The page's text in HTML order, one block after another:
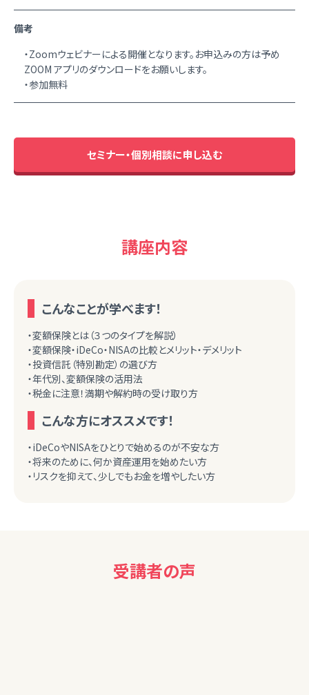
備考
・Zoomウェビナーによる開催となります。お申込みの方は予め
ZOOM アプリのダウンロードをお願いします。
・参加無料
セミナー・個別相談に申し込む
講座内容
こんなことが学べます！
・変額保険とは（３つのタイプを解説）
・変額保険・iDeCo・NISAの比較とメリット・デメリット
・投資信託（特別勘定）の選び方
・年代別、変額保険の活用法
・税金に注意！満期や解約時の受け取り方
こんな方にオススメです！
・iDeCoやNISAをひとりで始めるのが不安な方
・将来のために、何か資産運用を始めたい方
・リスクを抑えて、少しでもお金を増やしたい方
受講者の声